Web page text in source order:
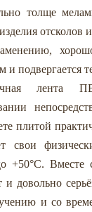
толще
отсколов
и подвергается
лента
плитой
свои
+50°С.
довольно
и со